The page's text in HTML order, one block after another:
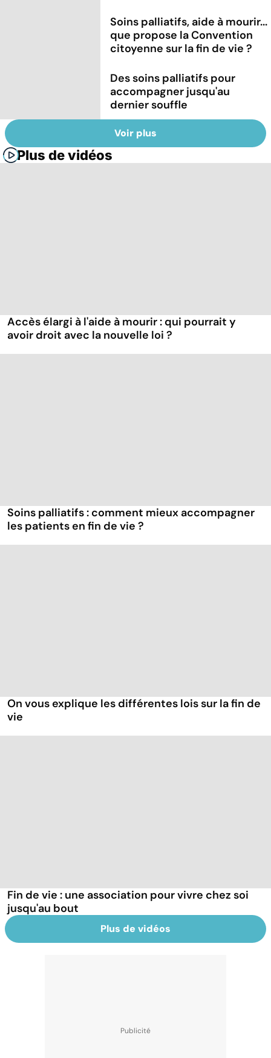
Soins palliatifs, aide à mourir...
que propose la Convention
citoyenne sur la fin de vie ?
Des soins palliatifs pour
accompagner jusqu'au
dernier souffle
Voir plus
Plus de vidéos
Accès élargi à l'aide à mourir : qui pourrait y
avoir droit avec la nouvelle loi ?
Soins palliatifs : comment mieux accompagner
les patients en fin de vie ?
On vous explique les différentes lois sur la fin de
vie
Fin de vie : une association pour vivre chez soi
jusqu'au bout
Plus de vidéos